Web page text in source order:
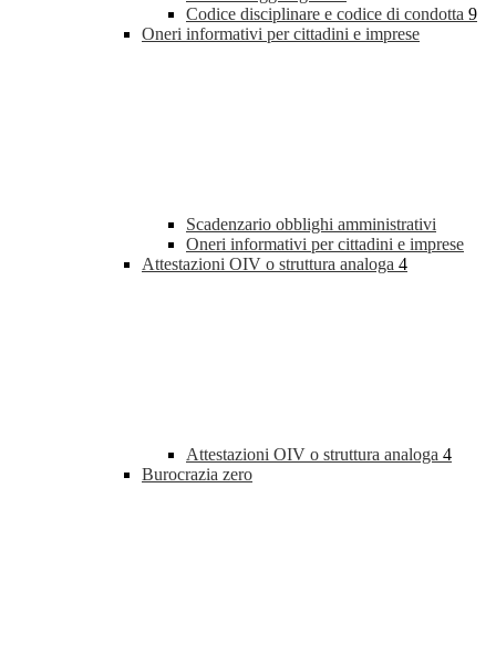
Codice disciplinare e codice di condotta 9
Oneri informativi per cittadini e imprese
Scadenzario obblighi amministrativi
Oneri informativi per cittadini e imprese
Attestazioni OIV o struttura analoga 4
Attestazioni OIV o struttura analoga 4
Burocrazia zero